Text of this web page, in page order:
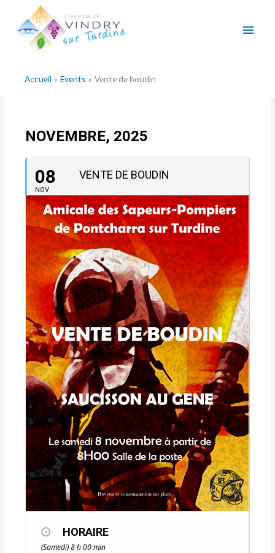
contenu
Accueil Events Vente de boudin
NOVEMBRE, 2025
08
NOV
VENTE DE BOUDIN
HORAIRE
(Samedi) 8 h 00 min